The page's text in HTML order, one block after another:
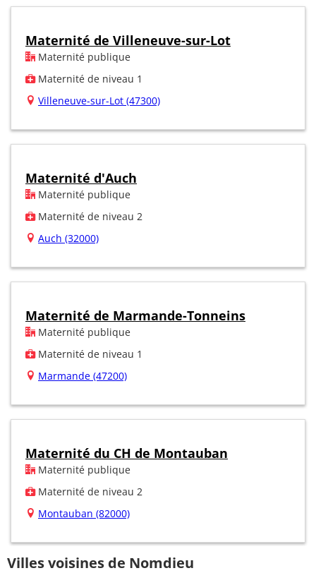
Maternité de Villeneuve-sur-Lot
Maternité publique
Maternité de niveau 1
Villeneuve-sur-Lot (47300)
Maternité d'Auch
Maternité publique
Maternité de niveau 2
Auch (32000)
Maternité de Marmande-Tonneins
Maternité publique
Maternité de niveau 1
Marmande (47200)
Maternité du CH de Montauban
Maternité publique
Maternité de niveau 2
Montauban (82000)
Villes voisines de Nomdieu